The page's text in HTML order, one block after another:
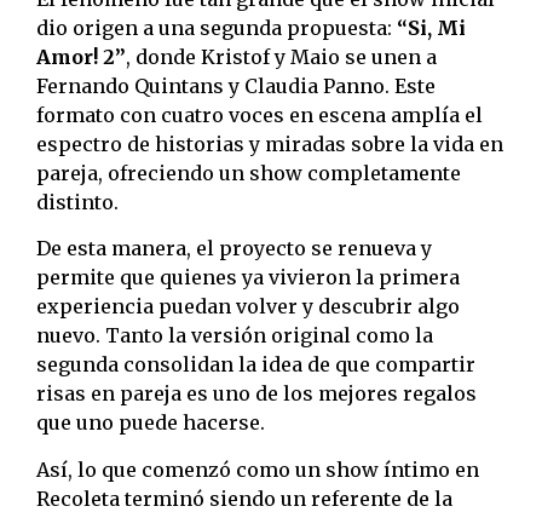
dio origen a una segunda propuesta: “Si, Mi
Amor! 2”, donde Kristof y Maio se unen a
Fernando Quintans y Claudia Panno. Este
formato con cuatro voces en escena amplía el
espectro de historias y miradas sobre la vida en
pareja, ofreciendo un show completamente
distinto.
De esta manera, el proyecto se renueva y
permite que quienes ya vivieron la primera
experiencia puedan volver y descubrir algo
nuevo. Tanto la versión original como la
segunda consolidan la idea de que compartir
risas en pareja es uno de los mejores regalos
que uno puede hacerse.
Así, lo que comenzó como un show íntimo en
Recoleta terminó siendo un referente de la